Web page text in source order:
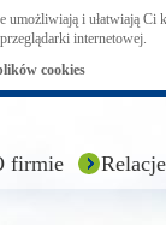
i ułatwiają Ci
internetowej.
cookies
firmie